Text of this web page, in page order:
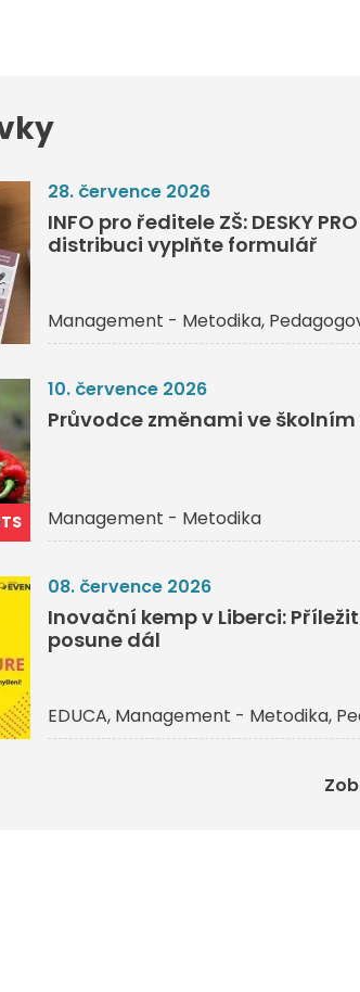
28. července 2026
INFO pro ředitele ZŠ: DESKY
distribuci vyplňte formulář
Management - Metodika
10. července 2026
Průvodce změnami ve
Management - Metodika
08. července 2026
Inovační kemp v Liberci:
posune dál
EDUCA Management - Metodika